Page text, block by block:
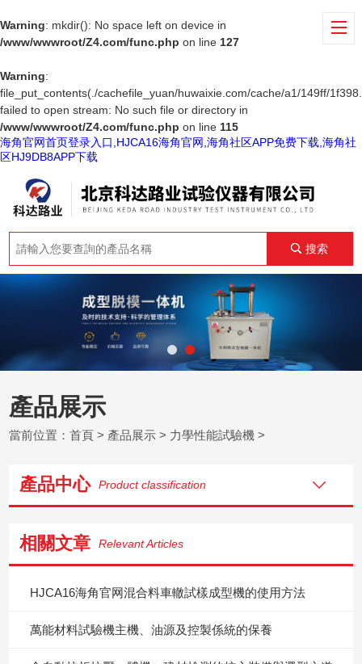
Warning: mkdir(): No space left on device in
/www/wwwroot/Z4.com/func.php on line 127
Warning:
file_put_contents(./cachefile_yuan/huwaixie.com/cache/a1/149ff/
failed to open stream: No such file or directory in
/www/wwwroot/Z4.com/func.php on line 115
海角官网首页登录入口,HJCA16海角官网,海角社区APP免费下载,海角社
区HJ9DB8APP下载
搜索
產品展示
當前位置：首頁 > 產品展示 > 力學性能試驗機 >
產品中心 Product classification
相關文章 Relevant Articles
HJCA16海角官网混合料車轍試樣成型機的使用方法
萬能材料試驗機主機、油源及控製係統的保養